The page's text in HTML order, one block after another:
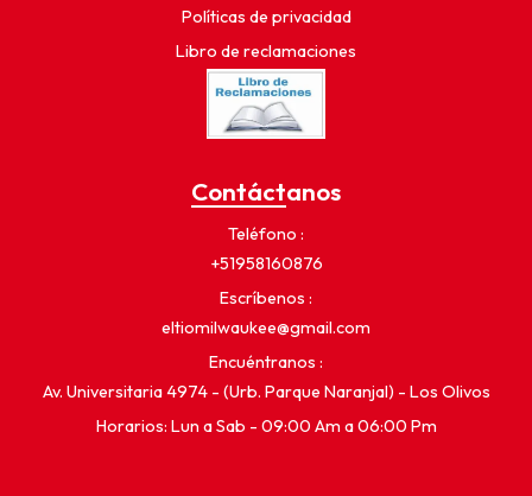
Políticas de privacidad
Libro de reclamaciones
Contáctanos
Teléfono
+51958160876
Escríbenos
eltiomilwaukee@gmail.com
Encuéntranos
Av. Universitaria 4974 - (Urb. Parque Naranjal) - Los Olivos
Horarios: Lun a Sab - 09:00 Am a 06:00 Pm